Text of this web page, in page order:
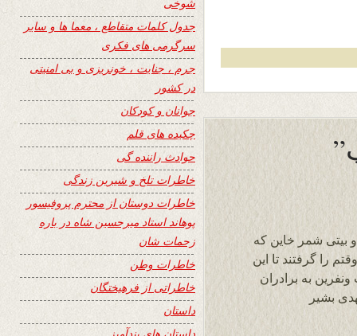
بیتی شمر خاین که
را گرفتند تا این
به برادران
بشیر
جدول کلمات متقاطع ، معما ها و سایر
سرگرمی های فکری
جرم ، جنایت ، خونریزی و بی امنیتی
در کشور
جوانان و کودکان
چکیده های قلم
حوادث راننده گی
خاطرات تلخ و شیرین زندگی
خاطرات دوستان از محترم پروفیسور
پوهاند استاد میرحسین شاه در باره
زحمات شان
خاطرات وطن
خاطراتی از فرهیختگان
داستان